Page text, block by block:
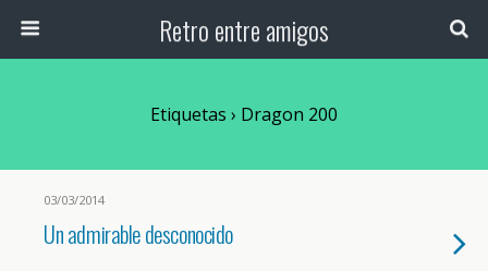
Retro entre amigos
Etiquetas › Dragon 200
03/03/2014
Un admirable desconocido